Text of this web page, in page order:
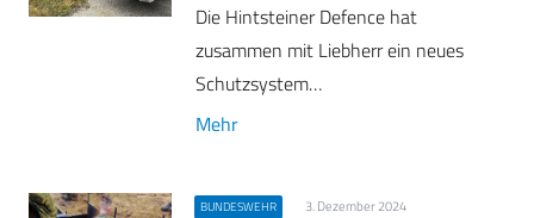
Die Hintsteiner Defence hat
zusammen mit Liebherr ein neues
Schutzsystem…
Mehr
BUNDESWEHR 3. Dezember 2024